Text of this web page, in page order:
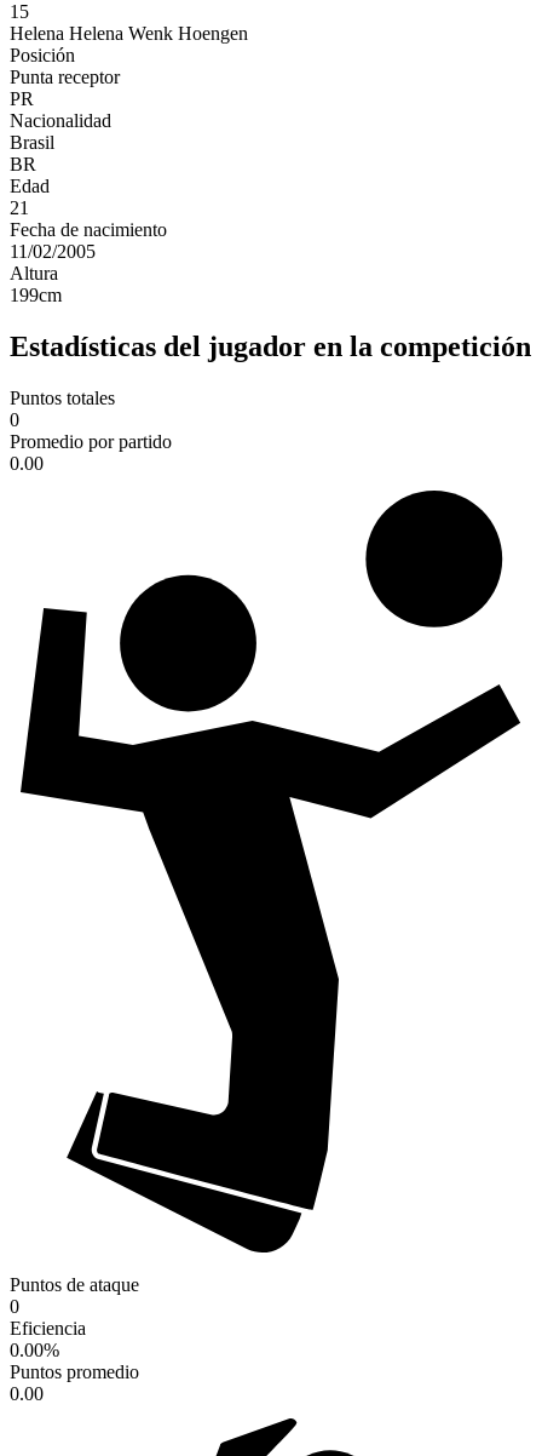
15
Helena Helena Wenk Hoengen
Posición
Punta receptor
PR
Nacionalidad
Brasil
BR
Edad
21
Fecha de nacimiento
11/02/2005
Altura
199cm
Estadísticas del jugador en la competición
Puntos totales
0
Promedio por partido
0.00
Puntos de ataque
0
Eficiencia
0.00%
Puntos promedio
0.00